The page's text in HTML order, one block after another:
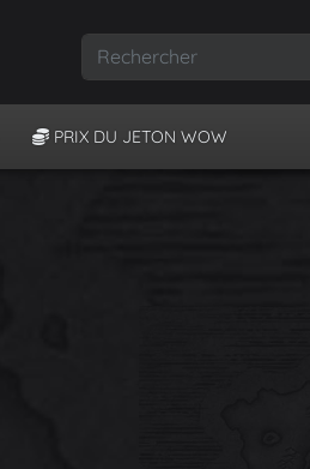
PRIX DU JETON WOW